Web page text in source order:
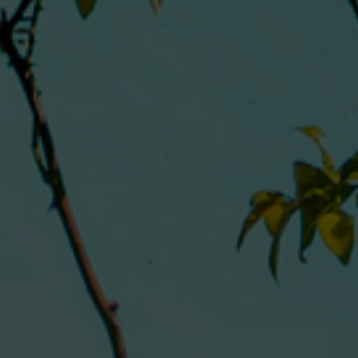
présentées à titre d'illustration et ne sont pas
contractuelles.*